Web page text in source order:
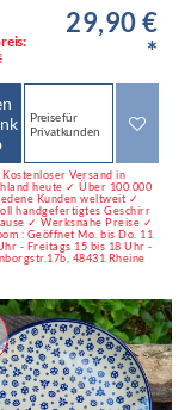
29,90 €
*
Preise für
Privatkunden
Versand in
heute ✓ Über 100.000
Kunden weltweit ✓
handgefertigtes Geschirr
✓ Werksnahe Preise ✓
: Geöffnet Mo. bis Do. 11
- Freitags 15 bis 18 Uhr -
48431 Rheine